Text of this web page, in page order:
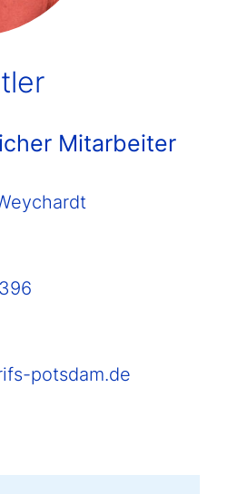
Mitarbeiter
potsdam.de